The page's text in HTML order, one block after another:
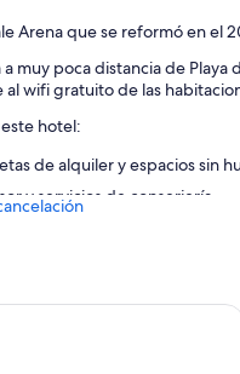
Arena que se reformó en el
muy poca distancia de Playa
wifi gratuito de las
hotel:
de alquiler y espacios sin
y servicios de conserjería
Olas San Sebastian